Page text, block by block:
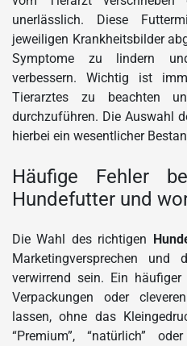
unerlässlich. Diese
jeweiligen Krankheitsbilder
Symptome zu lindern
verbessern. Wichtig ist
Tierarztes zu beachten
durchzuführen. Die Auswahl
hierbei ein wesentlicher
Häufige Fehler
Hundefutter und
Die Wahl des richtigen
Marketingversprechen und
verwirrend sein. Ein
Verpackungen oder
lassen, ohne das
“Premium”, “natürlich”